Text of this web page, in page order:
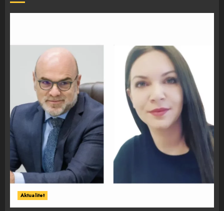
Aktualitet